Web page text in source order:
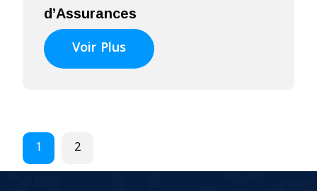
d’Assurances
Voir Plus
1 2